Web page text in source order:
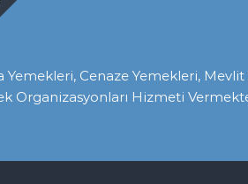
Cenaze Yemekleri,
Organizasyonları Hizmeti